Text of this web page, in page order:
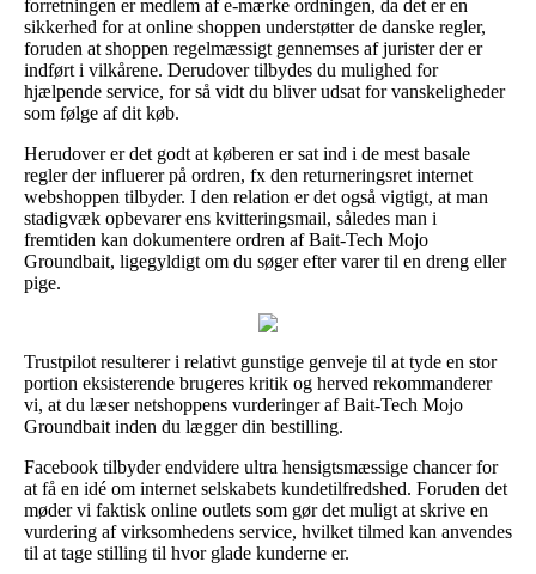
forretningen er medlem af e-mærke ordningen, da det er en
sikkerhed for at online shoppen understøtter de danske regler,
foruden at shoppen regelmæssigt gennemses af jurister der er
indført i vilkårene. Derudover tilbydes du mulighed for
hjælpende service, for så vidt du bliver udsat for vanskeligheder
som følge af dit køb.
Herudover er det godt at køberen er sat ind i de mest basale
regler der influerer på ordren, fx den returneringsret internet
webshoppen tilbyder. I den relation er det også vigtigt, at man
stadigvæk opbevarer ens kvitteringsmail, således man i
fremtiden kan dokumentere ordren af Bait-Tech Mojo
Groundbait, ligegyldigt om du søger efter varer til en dreng eller
pige.
Trustpilot resulterer i relativt gunstige genveje til at tyde en stor
portion eksisterende brugeres kritik og herved rekommanderer
vi, at du læser netshoppens vurderinger af Bait-Tech Mojo
Groundbait inden du lægger din bestilling.
Facebook tilbyder endvidere ultra hensigtsmæssige chancer for
at få en idé om internet selskabets kundetilfredshed. Foruden det
møder vi faktisk online outlets som gør det muligt at skrive en
vurdering af virksomhedens service, hvilket tilmed kan anvendes
til at tage stilling til hvor glade kunderne er.